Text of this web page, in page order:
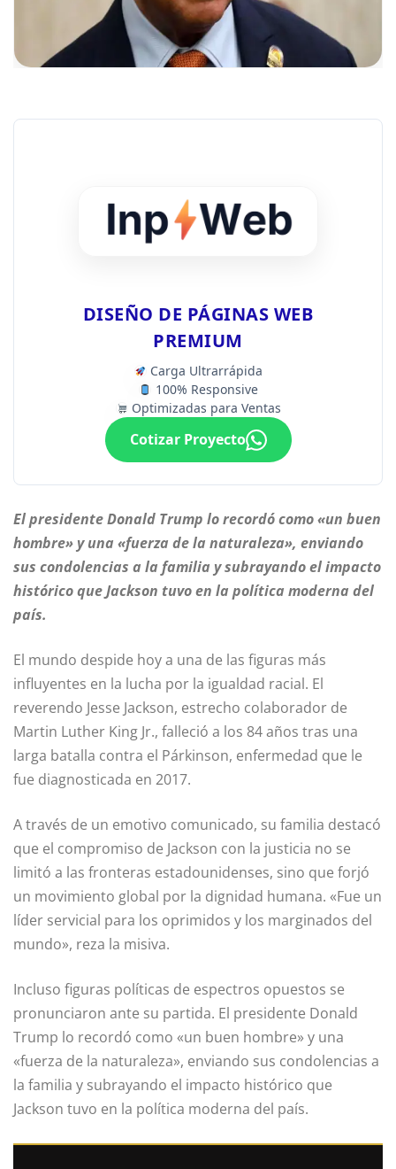
DISEÑO DE PÁGINAS WEB
PREMIUM
Carga Ultrarrápida
100% Responsive
Optimizadas para Ventas
Cotizar Proyecto
El presidente Donald Trump lo recordó como «un buen
hombre» y una «fuerza de la naturaleza», enviando
sus condolencias a la familia y subrayando el impacto
histórico que Jackson tuvo en la política moderna del
país.
El mundo despide hoy a una de las figuras más
influyentes en la lucha por la igualdad racial. El
reverendo Jesse Jackson, estrecho colaborador de
Martin Luther King Jr., falleció a los 84 años tras una
larga batalla contra el Párkinson, enfermedad que le
fue diagnosticada en 2017.
A través de un emotivo comunicado, su familia destacó
que el compromiso de Jackson con la justicia no se
limitó a las fronteras estadounidenses, sino que forjó
un movimiento global por la dignidad humana. «Fue un
líder servicial para los oprimidos y los marginados del
mundo», reza la misiva.
Incluso figuras políticas de espectros opuestos se
pronunciaron ante su partida. El presidente Donald
Trump lo recordó como «un buen hombre» y una
«fuerza de la naturaleza», enviando sus condolencias a
la familia y subrayando el impacto histórico que
Jackson tuvo en la política moderna del país.